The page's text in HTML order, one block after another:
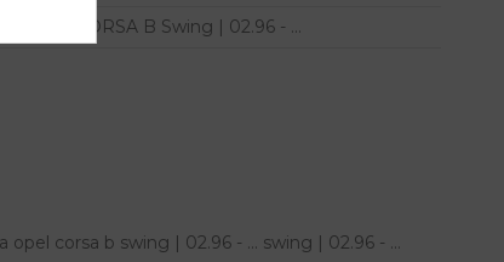
CORSA B Swing | 02.96 - ...
corsa b swing | 02.96 - ... swing | 02.96 - ...